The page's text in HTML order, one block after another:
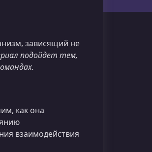
зависящий не
подойдет тем,
как она
взаимодействия